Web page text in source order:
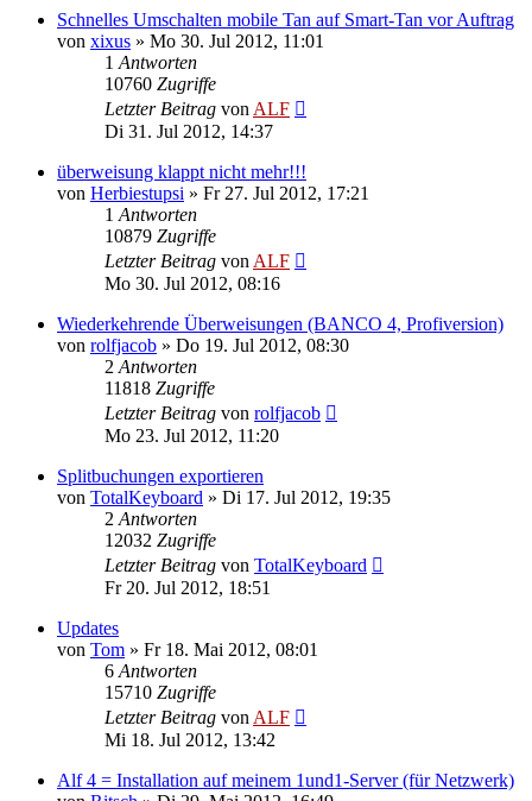
Schnelles Umschalten mobile Tan auf Smart-Tan vor Auftrag
von xixus » Mo 30. Jul 2012, 11:01
1 Antworten
10760 Zugriffe
Letzter Beitrag von ALF
Di 31. Jul 2012, 14:37
überweisung klappt nicht mehr!!!
von Herbiestupsi » Fr 27. Jul 2012, 17:21
1 Antworten
10879 Zugriffe
Letzter Beitrag von ALF
Mo 30. Jul 2012, 08:16
Wiederkehrende Überweisungen (BANCO 4, Profiversion)
von rolfjacob » Do 19. Jul 2012, 08:30
2 Antworten
11818 Zugriffe
Letzter Beitrag von rolfjacob
Mo 23. Jul 2012, 11:20
Splitbuchungen exportieren
von TotalKeyboard » Di 17. Jul 2012, 19:35
2 Antworten
12032 Zugriffe
Letzter Beitrag von TotalKeyboard
Fr 20. Jul 2012, 18:51
Updates
von Tom » Fr 18. Mai 2012, 08:01
6 Antworten
15710 Zugriffe
Letzter Beitrag von ALF
Mi 18. Jul 2012, 13:42
Alf 4 = Installation auf meinem 1und1-Server (für Netzwerk)